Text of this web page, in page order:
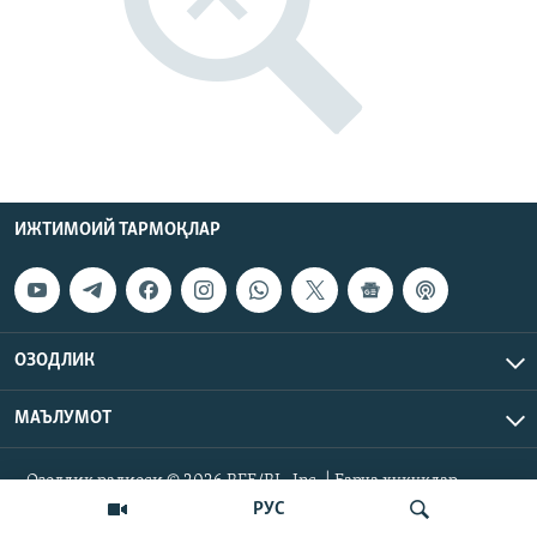
РУС
ИЖТИМОИЙ ТАРМОҚЛАР
ОЗОДЛИК
МАЪЛУМОТ
Озодлик радиоси © 2026 RFE/RL, Inc. | Барча ҳуқуқлар
ҳимояланган.